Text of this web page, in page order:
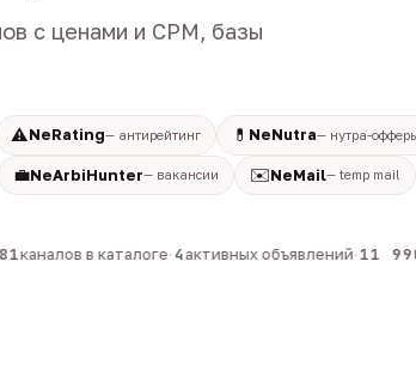
с ценами и CPM, базы
⚠️NeRating— антирейтинг 💊 NeNutra— нутра-
💼NeArbiHunter— вакансии ✉️NeMail— temp mail
каналов в каталоге·4активных объявлений·11 990